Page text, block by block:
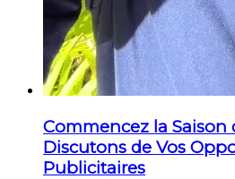
Commencez la Saison
Discutons de Vos
Publicitaires